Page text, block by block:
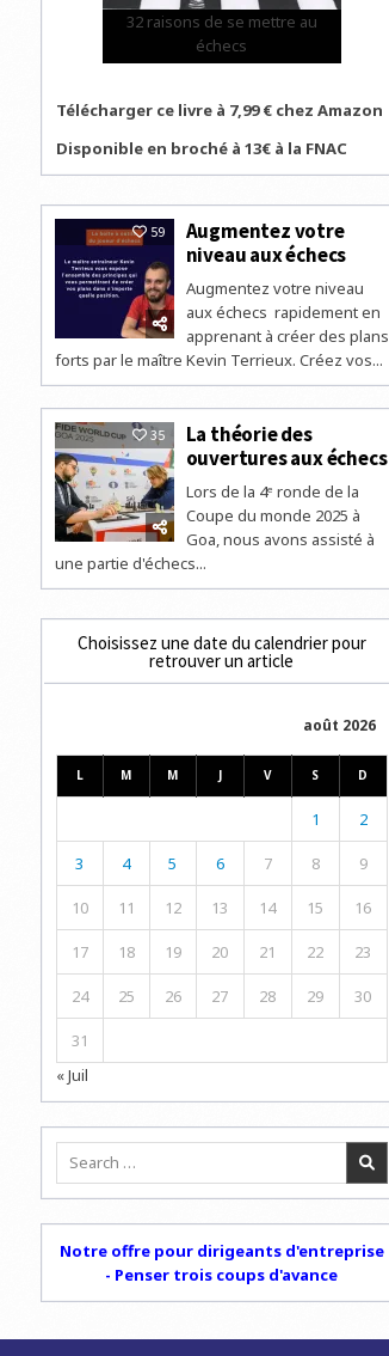
32 raisons de se mettre au
échecs
Télécharger ce livre à 7,99 € chez Amazon
Disponible en broché à 13€ à la FNAC
59
Augmentez votre
niveau aux échecs
Augmentez votre niveau
aux échecs rapidement en
apprenant à créer des plans
forts par le maître Kevin Terrieux. Créez vos...
35
La théorie des
ouvertures aux échecs
Lors de la 4ᵉ ronde de la
Coupe du monde 2025 à
Goa, nous avons assisté à
une partie d'échecs...
Choisissez une date du calendrier pour
retrouver un article
août 2026
L M M J V S D
1 2
3 4 5 6 7 8 9
10 11 12 13 14 15 16
17 18 19 20 21 22 23
24 25 26 27 28 29 30
31
« Juil
Search
Notre offre pour dirigeants d'entreprise
- Penser trois coups d'avance